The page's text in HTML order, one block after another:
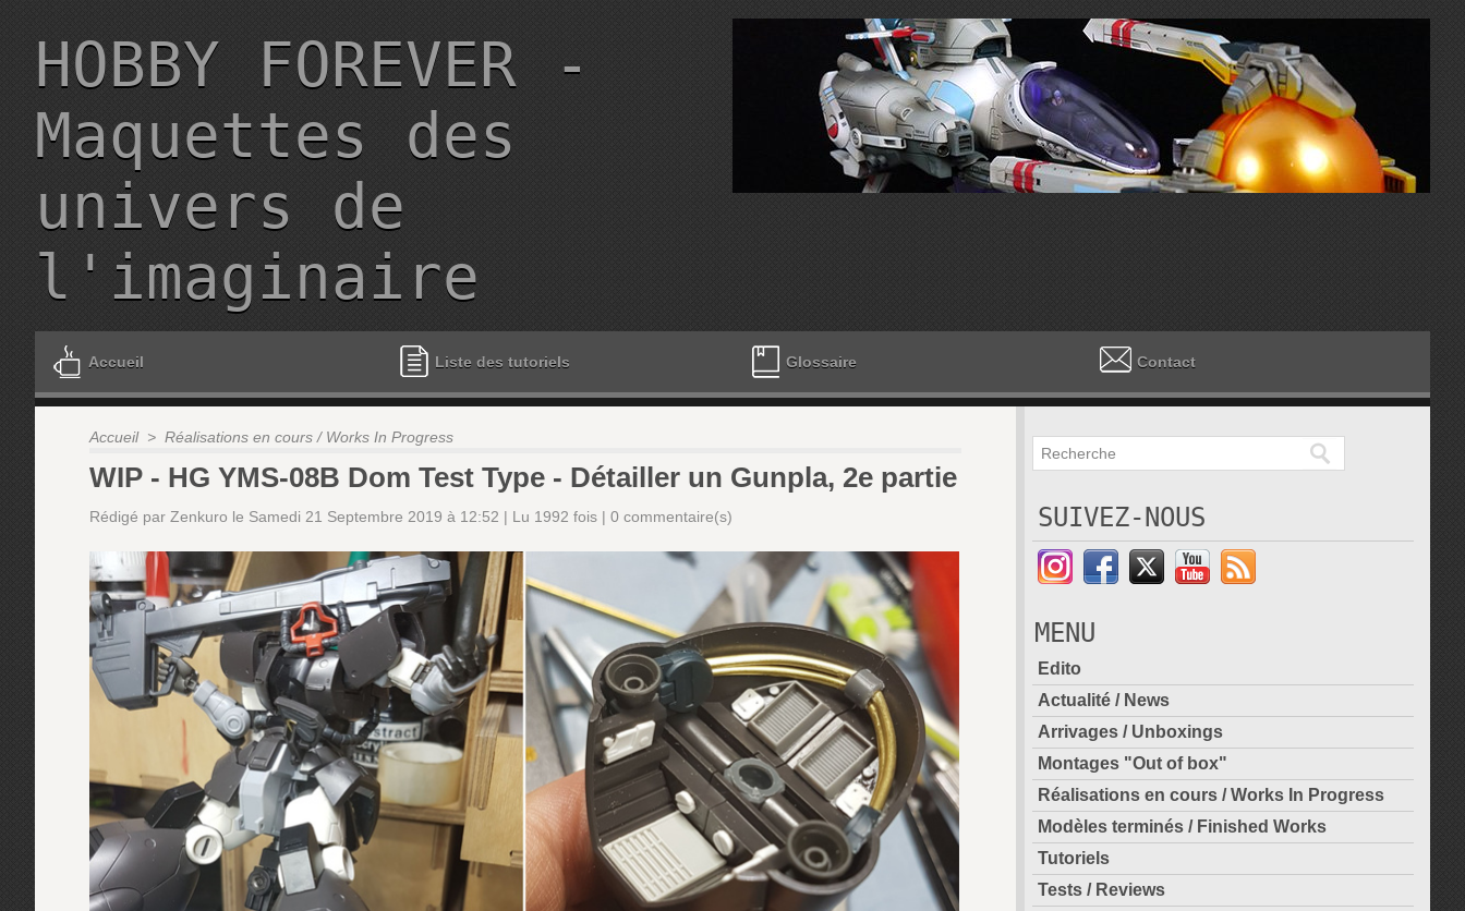
HOBBY FOREVER -
Maquettes des
univers de
l'imaginaire
Accueil Liste des tutoriels Glossaire Contact
Accueil > Réalisations en cours / Works In Progress
WIP - HG YMS-08B Dom Test Type - Détailler un Gunpla, 2e partie
Rédigé par Zenkuro le Samedi 21 Septembre 2019 à 12:52 | Lu 1992 fois | 0 commentaire(s) SUIVEZ-NOUS
MENU
Edito
Actualité / News
Arrivages / Unboxings
Montages "Out of box"
Réalisations en cours / Works In Progress
Modèles terminés / Finished Works
Tutoriels
Tests / Reviews